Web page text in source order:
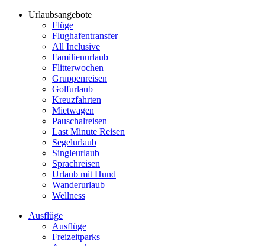
Urlaubsangebote
Flüge
Flughafentransfer
All Inclusive
Familienurlaub
Flitterwochen
Gruppenreisen
Golfurlaub
Kreuzfahrten
Mietwagen
Pauschalreisen
Last Minute Reisen
Segelurlaub
Singleurlaub
Sprachreisen
Urlaub mit Hund
Wanderurlaub
Wellness
Ausflüge
Ausflüge
Freizeitparks